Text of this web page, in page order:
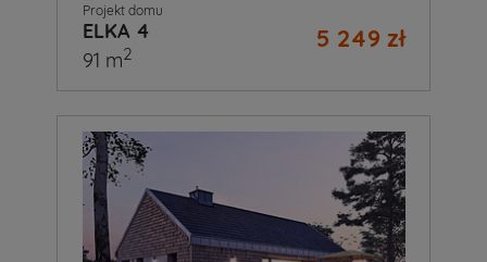
Projekt domu
ELKA 4 5 249 zł
91 m2